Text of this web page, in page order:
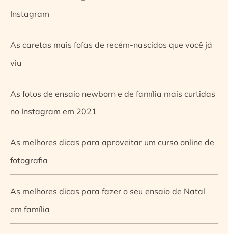
Instagram
As caretas mais fofas de recém-nascidos que você já
viu
As fotos de ensaio newborn e de família mais curtidas
no Instagram em 2021
As melhores dicas para aproveitar um curso online de
fotografia
As melhores dicas para fazer o seu ensaio de Natal
em família